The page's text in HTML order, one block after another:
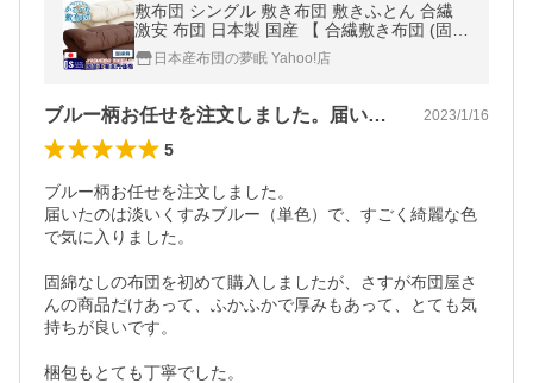
敷布団 シングル 敷き布団 敷きふとん 合繊
激安 布団 日本製 国産 【 合繊敷き布団 (固綿
なし) 洗える 激安 敷き布団 】(100x210)
日本産布団の夢眠 Yahoo!店
ブルー柄お任せを注文しました。届いたの… 2023/1/16
5
ブルー柄お任せを注文しました。
届いたのは淡いくすみブルー（単色）で、すごく綺麗な色
で気に入りました。
固綿なしの布団を初めて購入しましたが、さすが布団屋さ
んの商品だけあって、ふかふかで厚みもあって、とても気
持ちが良いです。
梱包もとても丁寧でした。